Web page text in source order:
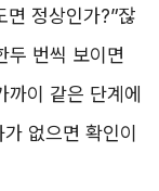
면 정상인가?”잖
두 번씩 보이면
이 같은 단계에
없으면 확인이